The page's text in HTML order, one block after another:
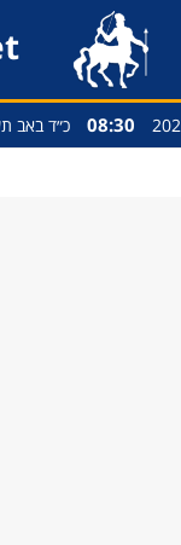
08:30 כ״ד באב